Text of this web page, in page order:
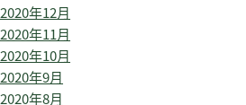
2020年12月
2020年11月
2020年10月
2020年9月
2020年8月